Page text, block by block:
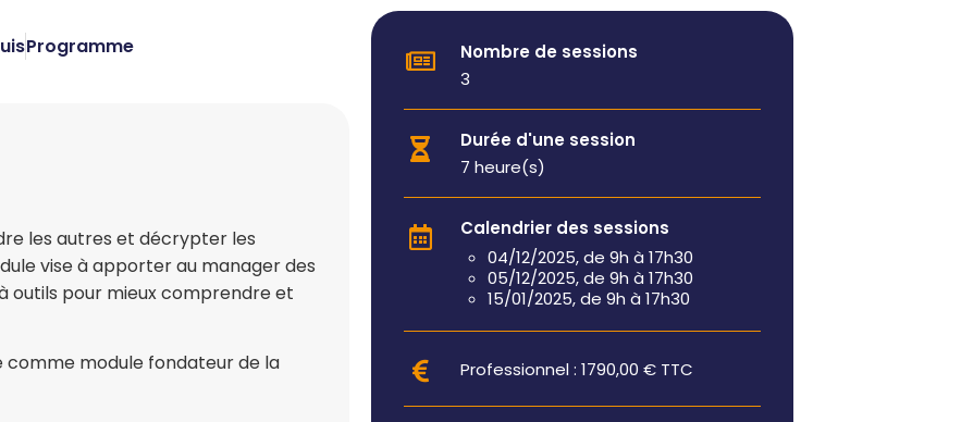
Programme
les autres et décrypter les
vise à apporter au manager des
outils pour mieux comprendre et
comme module fondateur de la
Nombre de sessions
3
Durée d'une session
7 heure(s)
Calendrier des sessions
04/12/2025, de 9h à 17h30
05/12/2025, de 9h à 17h30
15/01/2025, de 9h à 17h30
Professionnel : 1790,00 € TTC